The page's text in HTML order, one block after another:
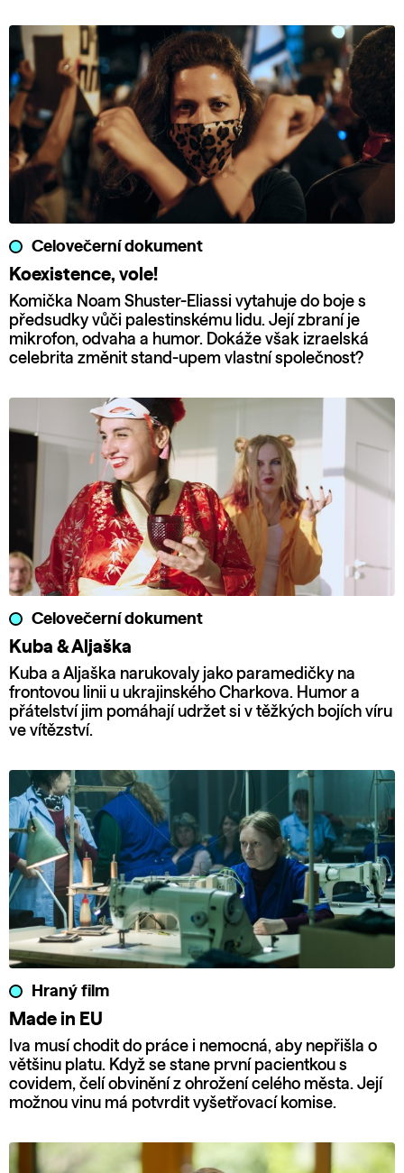
Celovečerní dokument
Koexistence, vole!
Komička Noam Shuster-Eliassi vytahuje do boje s
předsudky vůči palestinskému lidu. Její zbraní je
mikrofon, odvaha a humor. Dokáže však izraelská
celebrita změnit stand-upem vlastní společnost?
Celovečerní dokument
Kuba & Aljaška
Kuba a Aljaška narukovaly jako paramedičky na
frontovou linii u ukrajinského Charkova. Humor a
přátelství jim pomáhají udržet si v těžkých bojích víru
ve vítězství.
Hraný film
Made in EU
Iva musí chodit do práce i nemocná, aby nepřišla o
většinu platu. Když se stane první pacientkou s
covidem, čelí obvinění z ohrožení celého města. Její
možnou vinu má potvrdit vyšetřovací komise.